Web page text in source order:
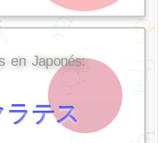
en Japonés:
ラテス